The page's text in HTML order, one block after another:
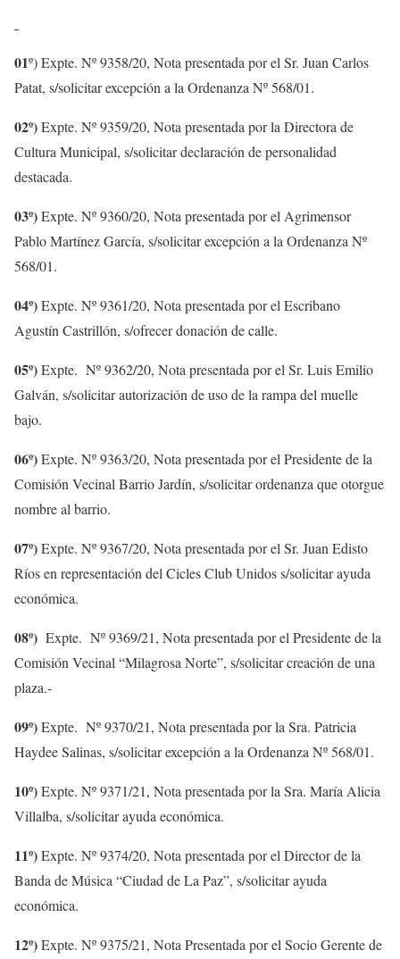
01º) Expte. Nº 9358/20, Nota presentada por el Sr. Juan Carlos
Patat, s/solicitar excepción a la Ordenanza Nº 568/01.
02º)Expte. Nº 9359/20, Nota presentada por la Directora de
Cultura Municipal, s/solicitar declaración de personalidad
destacada.
03º)Expte. Nº 9360/20, Nota presentada por el Agrimensor
Pablo Martínez García, s/solicitar excepción a la Ordenanza Nº
568/01.
04º)Expte. Nº 9361/20, Nota presentada por el Escribano
Agustín Castrillón, s/ofrecer donación de calle.
05º)Expte. Nº 9362/20, Nota presentada por el Sr. Luis Emilio
Galván, s/solicitar autorización de uso de la rampa del muelle
bajo.
06º)Expte. Nº 9363/20, Nota presentada por el Presidente de la
Comisión Vecinal Barrio Jardín, s/solicitar ordenanza que otorgue
nombre al barrio.
07º)Expte. Nº 9367/20, Nota presentada por el Sr. Juan Edisto
Ríos en representación del Cicles Club Unidos s/solicitar ayuda
económica.
08º) Expte. Nº 9369/21, Nota presentada por el Presidente de la
Comisión Vecinal “Milagrosa Norte”, s/solicitar creación de una
plaza.-
09º)Expte. Nº 9370/21, Nota presentada por la Sra. Patricia
Haydee Salinas, s/solicitar excepción a la Ordenanza Nº 568/01.
10º)Expte. Nº 9371/21, Nota presentada por la Sra. María Alicia
Villalba, s/solicitar ayuda económica.
11º)Expte. Nº 9374/20, Nota presentada por el Director de la
Banda de Música “Ciudad de La Paz”, s/solicitar ayuda
económica.
12º)Expte. Nº 9375/21, Nota Presentada por el Socio Gerente de